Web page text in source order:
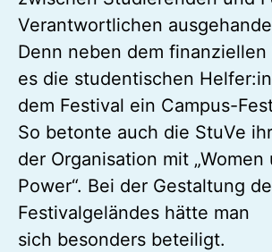
Verantwortlichen
Denn neben dem finanziellen
es die studentischen
dem Festival ein Campus-
So betonte auch die StuVe
der Organisation mit
Power“. Bei der Gestaltung
Festivalgeländes hätte man
sich besonders beteiligt.